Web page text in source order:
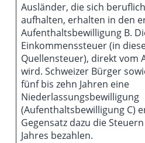
Ausländer, die sich
aufhalten, erhalten in den
Aufenthaltsbewilligung B.
Einkommenssteuer (in
Quellensteuer), direkt vom
wird. Schweizer Bürger
fünf bis zehn Jahren eine
Niederlassungsbewilligung
(Aufenthaltsbewilligung C)
Gegensatz dazu die
Jahres bezahlen.